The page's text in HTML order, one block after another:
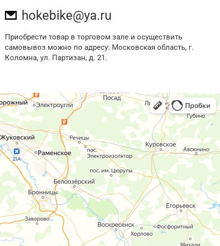
hokebike@ya.ru
Приобрести товар в торговом зале и осуществить
самовывоз можно по адресу: Московская область, г.
Коломна, ул. Партизан, д. 21.